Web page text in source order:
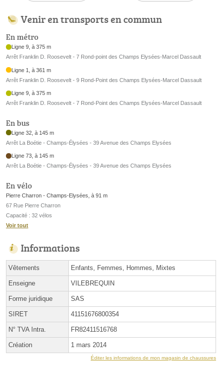
Venir en transports en commun
En métro
Ligne 9, à 375 m
Arrêt Franklin D. Roosevelt - 7 Rond-point des Champs Elysées-Marcel Dassault
Ligne 1, à 361 m
Arrêt Franklin D. Roosevelt - 9 Rond-Point des Champs Elysées-Marcel Dassault
Ligne 9, à 375 m
Arrêt Franklin D. Roosevelt - 7 Rond-Point des Champs Elysées-Marcel Dassault
En bus
Ligne 32, à 145 m
Arrêt La Boétie - Champs-Élysées - 39 Avenue des Champs Elysées
Ligne 73, à 145 m
Arrêt La Boétie - Champs-Élysées - 39 Avenue des Champs Elysées
En vélo
Pierre Charron - Champs-Elysées, à 91 m
67 Rue Pierre Charron
Capacité : 32 vélos
Voir tout
Informations
Vêtements Enfants, Femmes, Hommes, Mixtes
Enseigne VILEBREQUIN
Forme juridique SAS
SIRET 41151676800354
N° TVA Intra. FR82411516768
Création 1 mars 2014
Éditer les informations de mon magasin de chaussures